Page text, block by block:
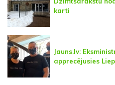
karti
Jauns.lv:
apprecējusies